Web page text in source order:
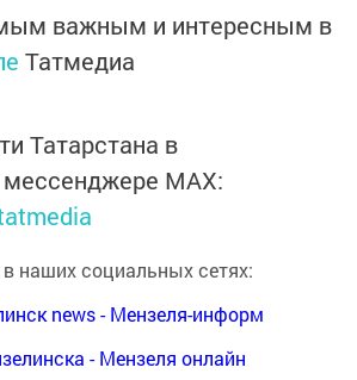
важным и интересным в
Татмедиа
Татарстана в
MАХ:
наших социальных сетях:
news - Мензеля-информ
- Мензеля онлайн